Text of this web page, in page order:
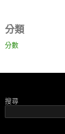
分類
分數
搜尋